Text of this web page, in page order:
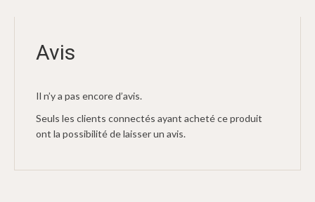
Avis
Il n’y a pas encore d’avis.
Seuls les clients connectés ayant acheté ce produit
ont la possibilité de laisser un avis.